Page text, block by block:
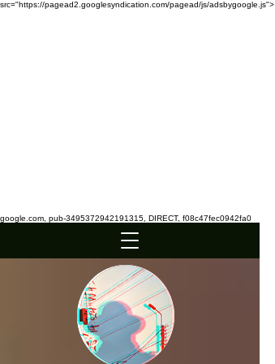
src="https://pagead2.googlesyndication.com/pagead/js/adsbygoogle.js">
google.com, pub-3495372942191315, DIRECT, f08c47fec0942fa0